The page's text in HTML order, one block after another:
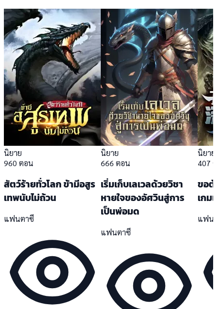
นิยาย
960 ตอน
สัตว์ร้ายทั่วโลก ข้ามีอสูร
เทพนับไม่ถ้วน
แฟนตาซี
นิยาย
666 ตอน
เริ่มเก็บเลเวลด้วยวิชา
หายใจของอัศวินสู่การ
เป็นพ่อมด
แฟนตาซี
นิยาย
407
ขอต้
เกม
แฟน